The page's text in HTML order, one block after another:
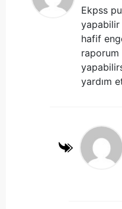
Ekpss
yapabilir
hafif
raporum
yardım